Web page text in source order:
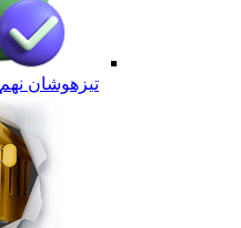
تیزهوشان نهم